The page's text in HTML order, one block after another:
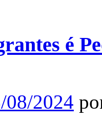
é
08/2024